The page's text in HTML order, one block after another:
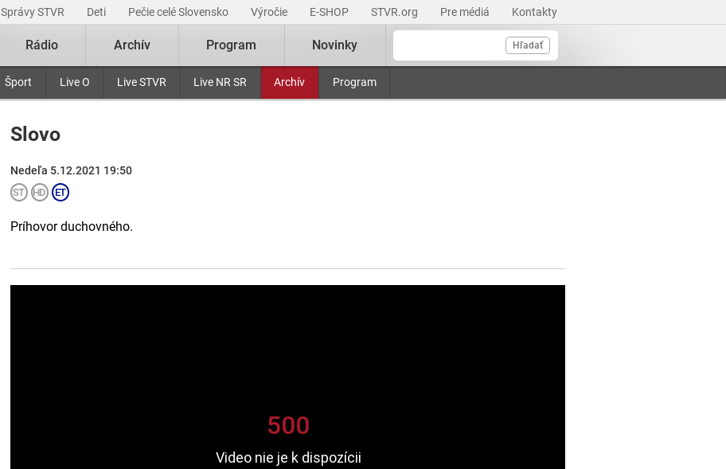
Správy STVR Deti Pečie celé Slovensko Výročie E-SHOP STVR.org Pre médiá Kontakty
Hľadať
Šport Live O Live STVR Live NR SR Archív Program
Rádio Archív Program Novinky
Slovo
Nedeľa 5.12.2021 19:50
Príhovor duchovného.